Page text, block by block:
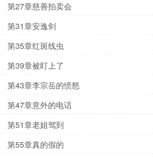
第27章慈善拍卖会
第31章安逸剑
第35章红斑线虫
第39章被盯上了
第43章李宗岳的愤怒
第47章意外的电话
第51章老姐驾到
第55章真的假的